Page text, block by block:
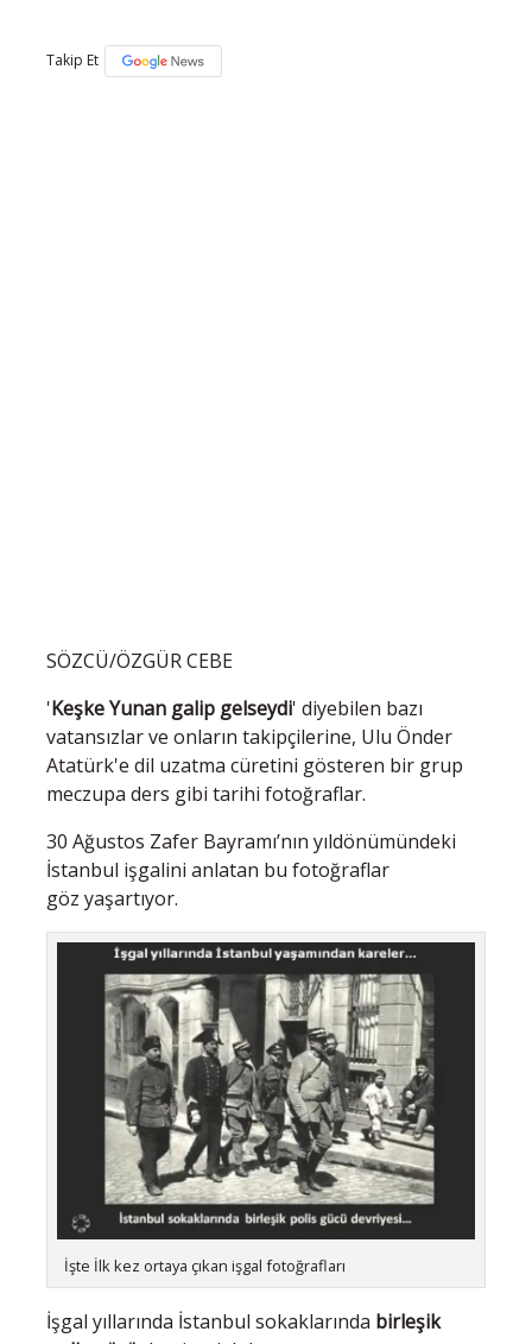
Takip Et
SÖZCÜ/ÖZGÜR CEBE
'Keşke Yunan galip gelseydi' diyebilen bazı
vatansızlar ve onların takipçilerine, Ulu Önder
Atatürk'e dil uzatma cüretini gösteren bir grup
meczupa ders gibi tarihi fotoğraflar.
30 Ağustos Zafer Bayramı’nın yıldönümündeki
İstanbul işgalini anlatan bu fotoğraflar
göz yaşartıyor.
İşte İlk kez ortaya çıkan işgal fotoğrafları
İşgal yıllarında İstanbul sokaklarında birleşik